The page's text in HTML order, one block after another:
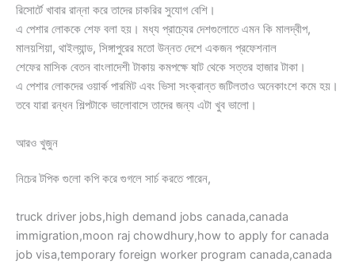
রিসোর্টে খাবার রান্না করে তাদের চাকরির সুযোগ বেশি।
এ পেশার লোককে শেফ বলা হয়। মধ্য প্রাচ্যের দেশগুলোতে এমন কি মালদ্বীপ,
মালয়শিয়া, থাইল্যান্ড, সিঙ্গাপুরের মতো উন্নত দেশে একজন প্রফেশনাল
শেফের মাসিক বেতন বাংলাদেশী টাকায় কমপক্ষে ষাট থেকে সত্তর হাজার টাকা।
এ পেশার লোকদের ওয়ার্ক পারমিট এবং ভিসা সংক্রান্ত জটিলতাও অনেকাংশে কমে হয়।
তবে যারা রন্ধন শিল্পটাকে ভালোবাসে তাদের জন্য এটা খুব ভালো।
আরও খুজুন
নিচের টপিক গুলো কপি করে গুগলে সার্চ করতে পারেন,
truck driver jobs,high demand jobs canada,canada
immigration,moon raj chowdhury,how to apply for canada
job visa,temporary foreign worker program canada,canada